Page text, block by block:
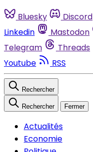
Bluesky Discord
Linkedin
Mastodon
Telegram
Threads
Youtube
RSS
Rechercher
Rechercher Fermer
Actualités
Economie